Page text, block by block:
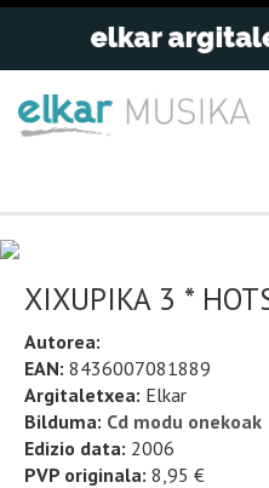
XIXUPIKA 3 *
Autorea:
EAN: 8436007081889
Argitaletxea: Elkar
Bilduma: Cd modu onekoak
Edizio data: 2006
PVP originala: 8,95 €